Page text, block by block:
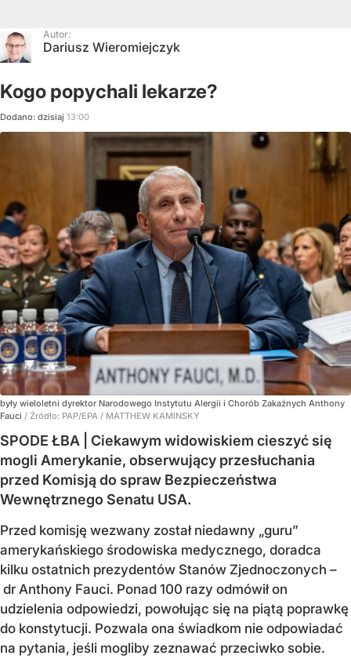
Autor:
Dariusz Wieromiejczyk
Kogo popychali lekarze?
Dodano: dzisiaj 13:00
były wieloletni dyrektor Narodowego Instytutu Alergii i Chorób Zakaźnych Anthony
Fauci / Źródło: PAP/EPA / MATTHEW KAMINSKY
SPODE ŁBA | Ciekawym widowiskiem cieszyć się
mogli Amerykanie, obserwujący przesłuchania
przed Komisją do spraw Bezpieczeństwa
Wewnętrznego Senatu USA.
Przed komisję wezwany został niedawny „guru”
amerykańskiego środowiska medycznego, doradca
kilku ostatnich prezydentów Stanów Zjednoczonych –
dr Anthony Fauci. Ponad 100 razy odmówił on
udzielenia odpowiedzi, powołując się na piątą poprawkę
do konstytucji. Pozwala ona świadkom nie odpowiadać
na pytania, jeśli mogliby zeznawać przeciwko sobie.